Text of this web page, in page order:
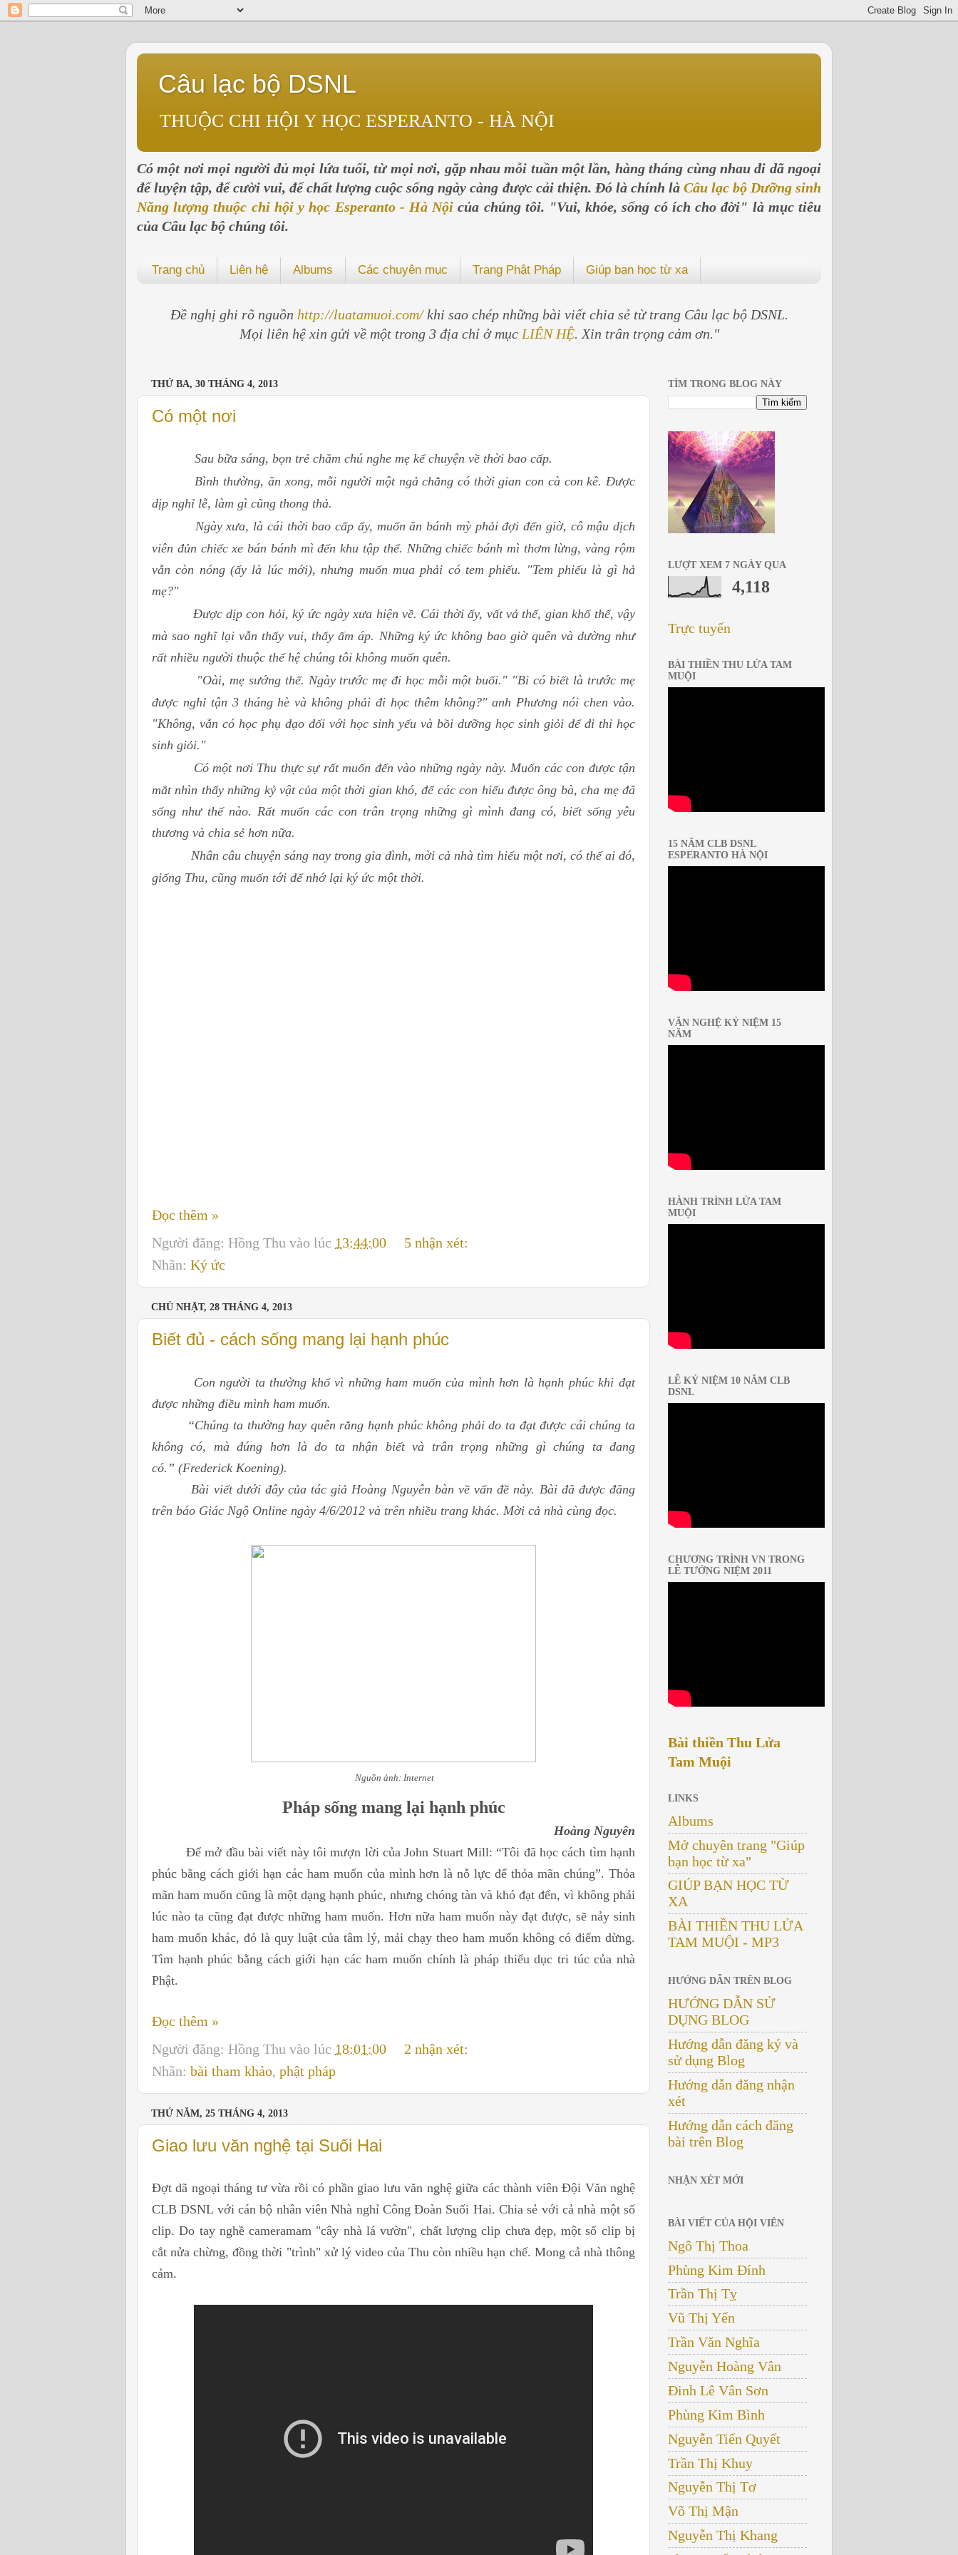
Câu lạc bộ DSNL
THUỘC CHI HỘI Y HỌC ESPERANTO - HÀ NỘI
Có một nơi mọi người đủ mọi lứa tuổi, từ mọi nơi, gặp nhau mỗi tuần một lần, hàng tháng cùng nhau đi dã ngoại
để luyện tập, để cười vui, để chất lượng cuộc sống ngày càng được cải thiện. Đó là chính là Câu lạc bộ Dưỡng sinh
Năng lượng thuộc chi hội y học Esperanto - Hà Nội của chúng tôi. "Vui, khỏe, sống có ích cho đời" là mục tiêu
của Câu lạc bộ chúng tôi.
Trang chủ Liên hệ Albums Các chuyên mục Trang Phật Pháp Giúp bạn học từ xa
Đề nghị ghi rõ nguồn http://luatamuoi.com/khi sao chép những bài viết chia sẻ từ trang Câu lạc bộ DSNL.
Mọi liên hệ xin gửi về một trong 3 địa chỉ ở mục LIÊN HỆ. Xin trân trọng cảm ơn."
THỨ BA, 30 THÁNG 4, 2013
Có một nơi
Sau bữa sáng, bọn trẻ chăm chú nghe mẹ kể chuyện về thời bao cấp.
Bình thường, ăn xong, mỗi người một ngả chẳng có thời gian con cà con kê. Được
dịp nghỉ lễ, làm gì cũng thong thả.
Ngày xưa, là cái thời bao cấp ấy, muốn ăn bánh mỳ phải đợi đến giờ, cô mậu dịch
viên đủn chiếc xe bán bánh mì đến khu tập thể. Những chiếc bánh mì thơm lừng, vàng rộm
vẫn còn nóng (ấy là lúc mới), nhưng muốn mua phải có tem phiếu. "Tem phiếu là gì hả
mẹ?"
Được dịp con hỏi, ký ức ngày xưa hiện về. Cái thời ấy, vất vả thế, gian khổ thế, vậy
mà sao nghĩ lại vẫn thấy vui, thấy ấm áp. Những ký ức không bao giờ quên và dường như
rất nhiều người thuộc thế hệ chúng tôi không muốn quên.
"Oài, mẹ sướng thế. Ngày trước mẹ đi học mỗi một buổi." "Bi có biết là trước mẹ
được nghỉ tận 3 tháng hè và không phải đi học thêm không?" anh Phương nói chen vào.
"Không, vẫn có học phụ đạo đối với học sinh yếu và bồi dưỡng học sinh giỏi để đi thi học
sinh giỏi."
Có một nơi Thu thực sự rất muốn đến vào những ngày này. Muốn các con được tận
mắt nhìn thấy những kỷ vật của một thời gian khó, để các con hiểu được ông bà, cha mẹ đã
sống như thế nào. Rất muốn các con trân trọng những gì mình đang có, biết sống yêu
thương và chia sẻ hơn nữa.
Nhân câu chuyện sáng nay trong gia đình, mời cả nhà tìm hiểu một nơi, có thể ai đó,
giống Thu, cũng muốn tới để nhớ lại ký ức một thời.
Đọc thêm »
Người đăng: Hồng Thu vào lúc 13:44:00
5 nhận xét:
Nhãn: Ký ức
CHỦ NHẬT, 28 THÁNG 4, 2013
Biết đủ - cách sống mang lại hạnh phúc
Con người ta thường khổ vì những ham muốn của mình hơn là hạnh phúc khi đạt
được những điều mình ham muốn.
“Chúng ta thường hay quên rằng hạnh phúc không phải do ta đạt được cái chúng ta
không có, mà đúng hơn là do ta nhận biết và trân trọng những gì chúng ta đang
có.” (Frederick Koening).
Bài viết dưới đây của tác giả Hoàng Nguyên bàn về vấn đề này. Bài đã được đăng
trên báo Giác Ngộ Online ngày 4/6/2012 và trên nhiều trang khác. Mời cả nhà cùng đọc.
Nguồn ảnh: Internet
Pháp sống mang lại hạnh phúc
Hoàng Nguyên
Để mở đầu bài viết này tôi mượn lời của John Stuart Mill: “Tôi đã học cách tìm hạnh
phúc bằng cách giới hạn các ham muốn của mình hơn là nỗ lực để thỏa mãn chúng”. Thỏa
mãn ham muốn cũng là một dạng hạnh phúc, nhưng chóng tàn và khó đạt đến, vì không phải
lúc nào ta cũng đạt được những ham muốn. Hơn nữa ham muốn này đạt được, sẽ nảy sinh
ham muốn khác, đó là quy luật của tâm lý, mải chạy theo ham muốn không có điểm dừng.
Tìm hạnh phúc bằng cách giới hạn các ham muốn chính là pháp thiểu dục tri túc của nhà
Phật.
Đọc thêm »
Người đăng: Hồng Thu vào lúc 18:01:00
2 nhận xét:
Nhãn: bài tham khảo, phật pháp
THỨ NĂM, 25 THÁNG 4, 2013
Giao lưu văn nghệ tại Suối Hai
Đợt dã ngoại tháng tư vừa rồi có phần giao lưu văn nghệ giữa các thành viên Đội Văn nghệ
CLB DSNL với cán bộ nhân viên Nhà nghỉ Công Đoàn Suối Hai. Chia sẻ với cả nhà một số
clip. Do tay nghề cameramam "cây nhà lá vườn", chất lượng clip chưa đẹp, một số clip bị
cắt nửa chừng, đồng thời "trình" xử lý video của Thu còn nhiều hạn chế. Mong cả nhà thông
cảm.
TÌM TRONG BLOG NÀY
LƯỢT XEM 7 NGÀY QUA
4,118
Trực tuyến
BÀI THIỀN THU LỬA TAM
MUỘI
15 NĂM CLB DSNL
ESPERANTO HÀ NỘI
VĂN NGHỆ KỶ NIỆM 15
NĂM
HÀNH TRÌNH LỬA TAM
MUỘI
LỄ KỶ NIỆM 10 NĂM CLB
DSNL
CHƯƠNG TRÌNH VN TRONG
LỄ TƯỞNG NIỆM 2011
Bài thiền Thu Lửa
Tam Muội
LINKS
Albums
Mở chuyên trang "Giúp
bạn học từ xa"
GIÚP BẠN HỌC TỪ
XA
BÀI THIỀN THU LỬA
TAM MUỘI - MP3
HƯỚNG DẪN TRÊN BLOG
HƯỚNG DẪN SỬ
DỤNG BLOG
Hướng dẫn đăng ký và
sử dụng Blog
Hướng dẫn đăng nhận
xét
Hướng dẫn cách đăng
bài trên Blog
NHẬN XÉT MỚI
BÀI VIẾT CỦA HỘI VIÊN
Ngô Thị Thoa
Phùng Kim Đính
Trần Thị Tỵ
Vũ Thị Yến
Trần Văn Nghĩa
Nguyễn Hoàng Vân
Đinh Lê Vân Sơn
Phùng Kim Bình
Nguyễn Tiến Quyết
Trần Thị Khuy
Nguyễn Thị Tơ
Võ Thị Mận
Nguyễn Thị Khang